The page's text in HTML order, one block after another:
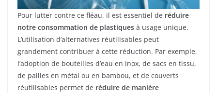
Pour lutter contre ce fléau, il est essentiel de réduire
notre consommation de plastiques à usage unique.
L’utilisation d’alternatives réutilisables peut
grandement contribuer à cette réduction. Par exemple,
l’adoption de bouteilles d’eau en inox, de sacs en tissu,
de pailles en métal ou en bambou, et de couverts
réutilisables permet de réduire de manière